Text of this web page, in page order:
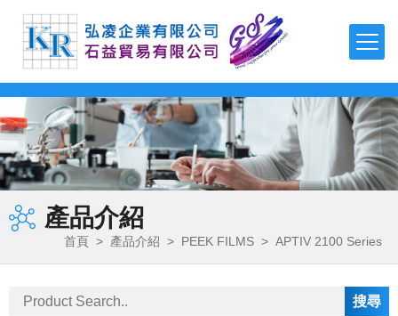
最新消息
公司簡介
產品介紹
µPOL™嵌入式DC-DC轉換器
吸波材 / 磁性片
透明導電薄膜
電容器
電感器
EMC對策產品
RF產品和模塊
TDK-LAMBDA
可編程直流電源(CVCC)
高壓電源
EMC濾波器
簡易恆流控制電源
AC-DC雙/多輸出電源
AC-DC單輸出電源
導軌電源
FMI PUMPS
泵頭
泵頭驅動模組
高精度計量系統
OEM 泵/ 雙步進泵
控制器 / 馬達控制板
特殊泵浦 / 點滴器
周邊配件
FOT PUMPS
磁力驅動齒輪泵
旋轉葉片泵
磁力驅動旋轉葉片泵
計量控制系統
磁力驅動齒輪泵馬達裝置
電磁閥泵
系統泵
MVV GEAR PUMPS
聚氨酯-製程應用
製程計量
化學應用
超微量加工泵浦
熱熔膠–雙出口端
丙烯酸（壓克力）解決方案
快速換色系統
FLUIMAC PUMPS
FDA 等級氣動隔膜泵
氣動雙隔膜泵浦
多功能測漏儀
電子調控計量泵浦
TEONEX Q83
APTIV 2000 Series
APTIV 2100 Series
磁性流體
羧基磁珠
二氧化矽磁珠
鏈親和素磁珠
氨基磁珠
詢價系統
產品介紹
首頁 > 產品介紹 > PEEK FILMS > APTIV 2100 Series